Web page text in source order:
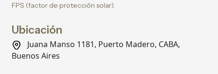
FPS (factor de protección solar).
Ubicación
Juana Manso 1181, Puerto Madero, CABA,
Buenos Aires